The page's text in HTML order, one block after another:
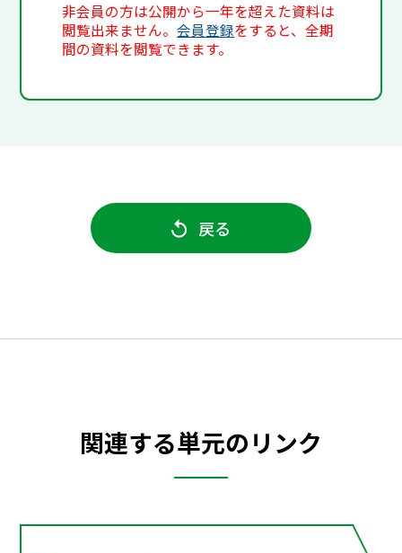
非会員の方は公開から一年を超えた資料は
閲覧出来ません。会員登録をすると、全期
間の資料を閲覧できます。
戻る
関連する単元のリンク